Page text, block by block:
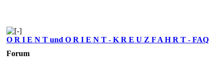
O R I E N T und O R I E N T - K R E U Z F A H R T - FAQ
Forum